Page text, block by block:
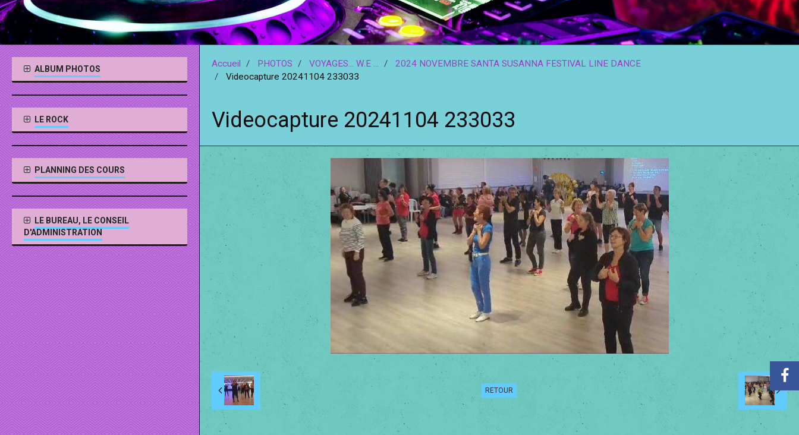
Accueil PHOTOS VOYAGES... W.E ...
2024 NOVEMBRE SANTA SUSANNA FESTIVAL LINE DANCE
Videocapture 20241104 233033
Videocapture 20241104 233033
RETOUR
ALBUM PHOTOS
LE ROCK
PLANNING DES COURS
LE BUREAU, LE CONSEIL
D'ADMINISTRATION